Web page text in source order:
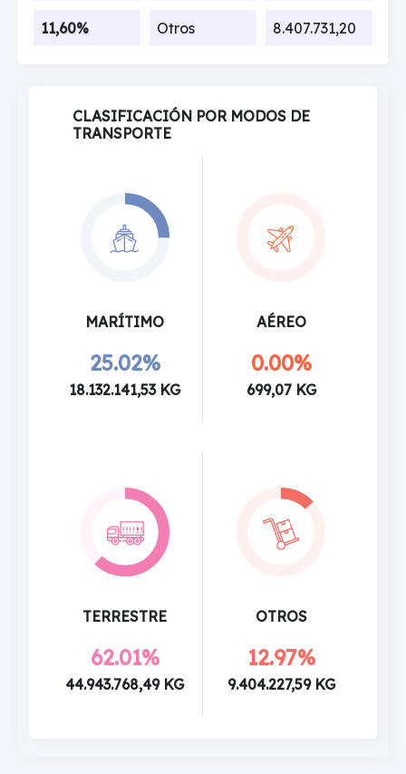
11,60% Otros 8.407.731,20
CLASIFICACIÓN POR MODOS DE
TRANSPORTE
MARÍTIMO
25.02%
18.132.141,53 KG
AÉREO
0.00%
699,07 KG
TERRESTRE
62.01%
44.943.768,49 KG
OTROS
12.97%
9.404.227,59 KG